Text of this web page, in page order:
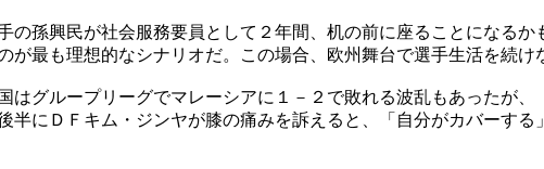
孫興民が社会服務要員として２年間、机の前に座ることになるか
最も理想的なシナリオだ。この場合、欧州舞台で選手生活を続け
グループリーグでマレーシアに１－２で敗れる波乱もあったが、
にＤＦキム・ジンヤが膝の痛みを訴えると、「自分がカバーする